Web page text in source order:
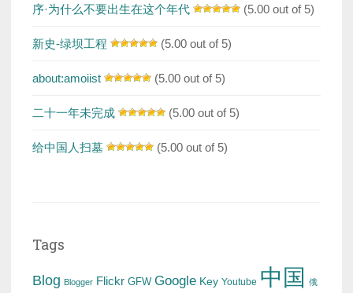
序·为什么不要出生在这个年代 (5.00 out of 5)
新史-绿坝工程 (5.00 out of 5)
about:amoiist (5.00 out of 5)
二十一年未完成 (5.00 out of 5)
给中国人扫墓 (5.00 out of 5)
Tags
Blog Blogger Flickr GFW Google Key Youtube 中国 俄